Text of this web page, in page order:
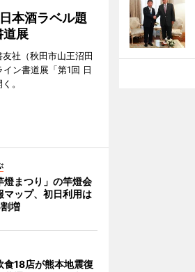
本酒ラベル題
道展
社（秋田市山王沼田
ン書道展「第1回 日
。
燈まつり」の竿燈会
マップ、初日利用は
増
食18店が熊本地震復